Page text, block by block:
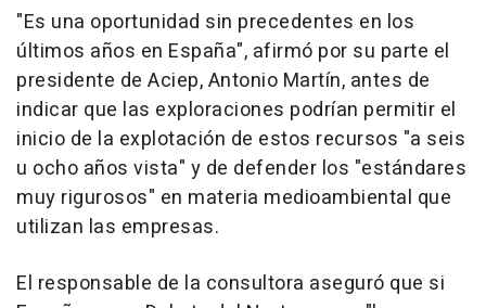
"Es una oportunidad sin precedentes en los
últimos años en España", afirmó por su parte el
presidente de Aciep, Antonio Martín, antes de
indicar que las exploraciones podrían permitir el
inicio de la explotación de estos recursos "a seis
u ocho años vista" y de defender los "estándares
muy rigurosos" en materia medioambiental que
utilizan las empresas.
El responsable de la consultora aseguró que si